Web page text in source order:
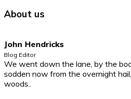
About us
John Hendricks
Blog Editor
We went down the lane, by the
sodden now from the overnight
woods..